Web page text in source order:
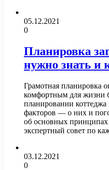
05.12.2021
0
Планировка
нужно знать и
Грамотная планировка
комфортным для жизни
планировании
факторов — о них и
об основных
экспертный совет по
03.12.2021
0